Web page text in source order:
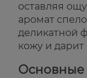
оставляя
аромат
деликатной
кожу и
Основные